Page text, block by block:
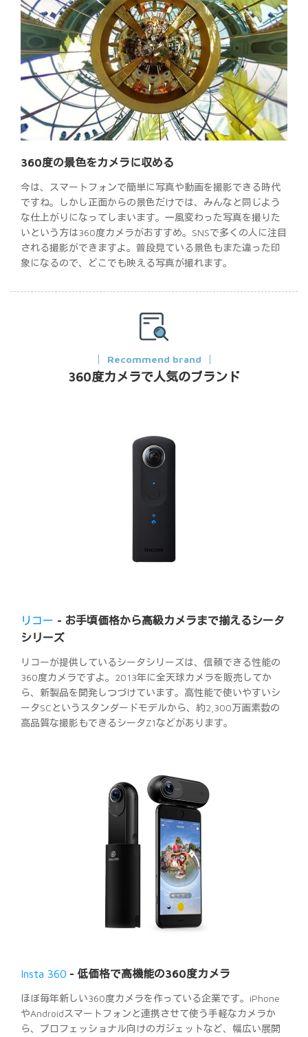
360度の景色をカメラに収める
今は、スマートフォンで簡単に写真や動画を撮影できる時代
ですね。しかし正面からの景色だけでは、みんなと同じよう
な仕上がりになってしまいます。一風変わった写真を撮りた
いという方は360度カメラがおすすめ。SNSで多くの人に注目
される撮影ができますよ。普段見ている景色もまた違った印
象になるので、どこでも映える写真が撮れます。
Recommend brand
360度カメラで人気のブランド
リコー - お手頃価格から高級カメラまで揃えるシータ
シリーズ
リコーが提供しているシータシリーズは、信頼できる性能の
360度カメラですよ。2013年に全天球カメラを販売してか
ら、新製品を開発しつづけています。高性能で使いやすいシ
ータSCというスタンダードモデルから、約2,300万画素数の
高品質な撮影もできるシータZ1などがあります。
Insta 360 - 低価格で高機能の360度カメラ
ほぼ毎年新しい360度カメラを作っている企業です。iPhone
やAndroidスマートフォンと連携させて使う手軽なカメラか
ら、プロフェッショナル向けのガジェットなど、幅広い展開